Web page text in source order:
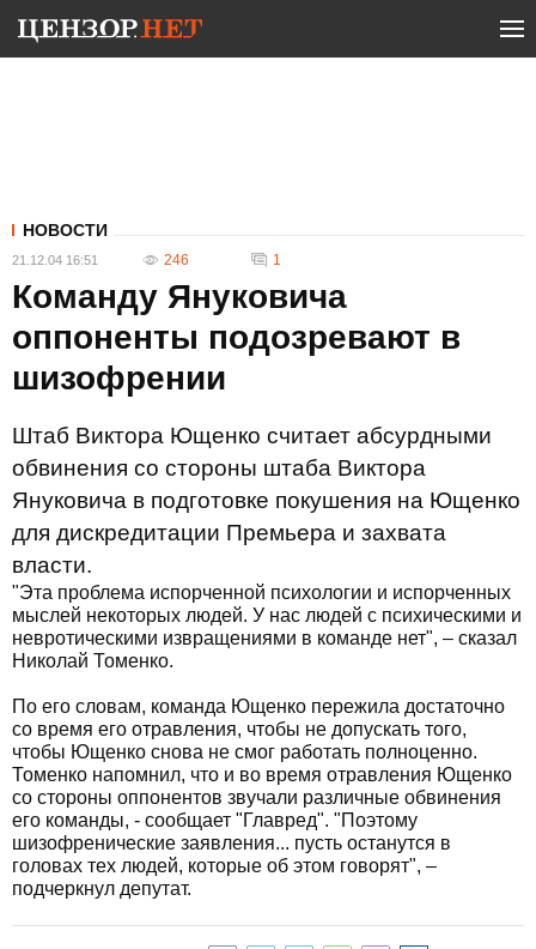
НОВОСТИ
21.12.04 16:51 246 1
Команду Януковича
оппоненты подозревают в
шизофрении
Штаб Виктора Ющенко считает абсурдными
обвинения со стороны штаба Виктора
Януковича в подготовке покушения на Ющенко
для дискредитации Премьера и захвата
власти.
"Эта проблема испорченной психологии и испорченных
мыслей некоторых людей. У нас людей с психическими и
невротическими извращениями в команде нет", – сказал
Николай Томенко.
По его словам, команда Ющенко пережила достаточно
со время его отравления, чтобы не допускать того,
чтобы Ющенко снова не смог работать полноценно.
Томенко напомнил, что и во время отравления Ющенко
со стороны оппонентов звучали различные обвинения
его команды, - сообщает "Главред". "Поэтому
шизофренические заявления... пусть останутся в
головах тех людей, которые об этом говорят", –
подчеркнул депутат.